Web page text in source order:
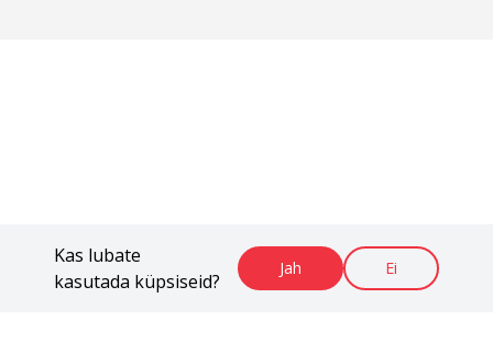
Kas lubate
kasutada küpsiseid?
Jah Ei